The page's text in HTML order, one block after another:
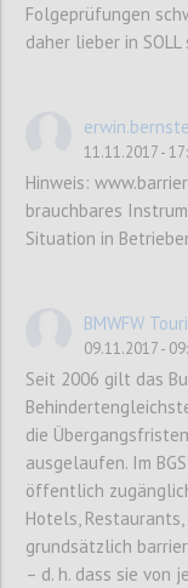
gemäß
die
mengen-
(Bei
Auslaufen
Folgeprüfungen
daher lieber in SOLL
11.11.2017 -
Hinweis:
brauchbares
Situation in
BMWFW
09.11.2017 -
Seit 2006 gilt das
die
ausgelaufen. Im
öffentlich
Hotels,
grundsätzlich
– d. h. dass sie von